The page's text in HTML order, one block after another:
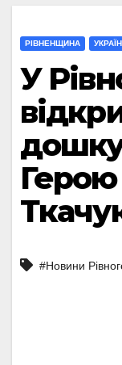
РІВНЕНЩИНА
У
#Новини